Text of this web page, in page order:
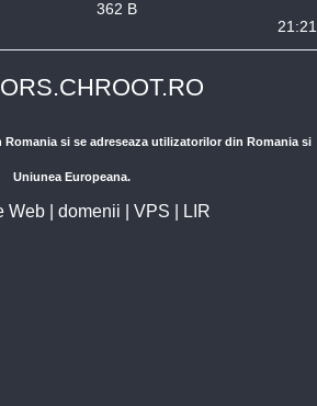
362 B
21:21
si se adreseaza utilizatorilor din Romania si
Uniunea Europeana.
Web| domenii VPS LIR